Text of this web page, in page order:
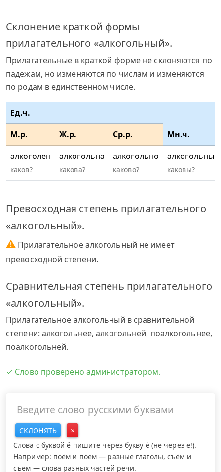
Склонение краткой формы
прилагательного «алкогольный».
Прилагательные в краткой форме не склоняются по
падежам, но изменяются по числам и изменяются
по родам в единственном числе.
Ед.ч.
Мн.ч.
М.р. Ж.р.
Ср.р.
алкоголен
каков?
алкогольна
какова?
алкогольно
каково?
алкогольны
каковы?
Превосходная степень прилагательного
«алкогольный».
⚠ Прилагательное алкогольный не имеет
превосходной степени.
Сравнительная степень прилагательного
«алкогольный».
Прилагательное алкогольный в сравнительной
степени: алкогольнее, алкогольней, поалкогольнее,
поалкогольней.
✓ Слово проверено администратором.
СКЛОНЯТЬ
×
Слова с буквой ё пишите через букву ё (не через е!).
Например: поём и поем — разные глаголы, съём и
съем — слова разных частей речи.